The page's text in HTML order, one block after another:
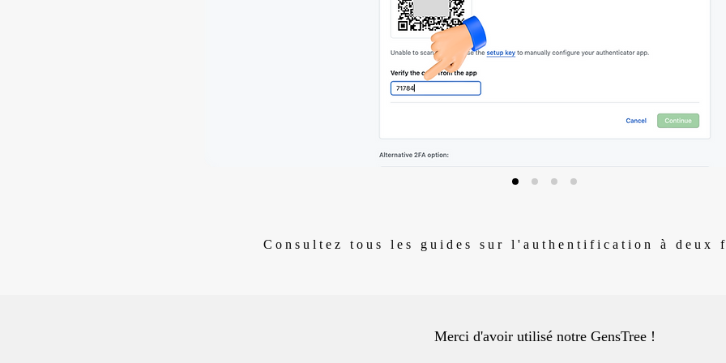
Consultez tous les guides sur l'authentification à deux
Merci d'avoir utilisé notre GensTree !